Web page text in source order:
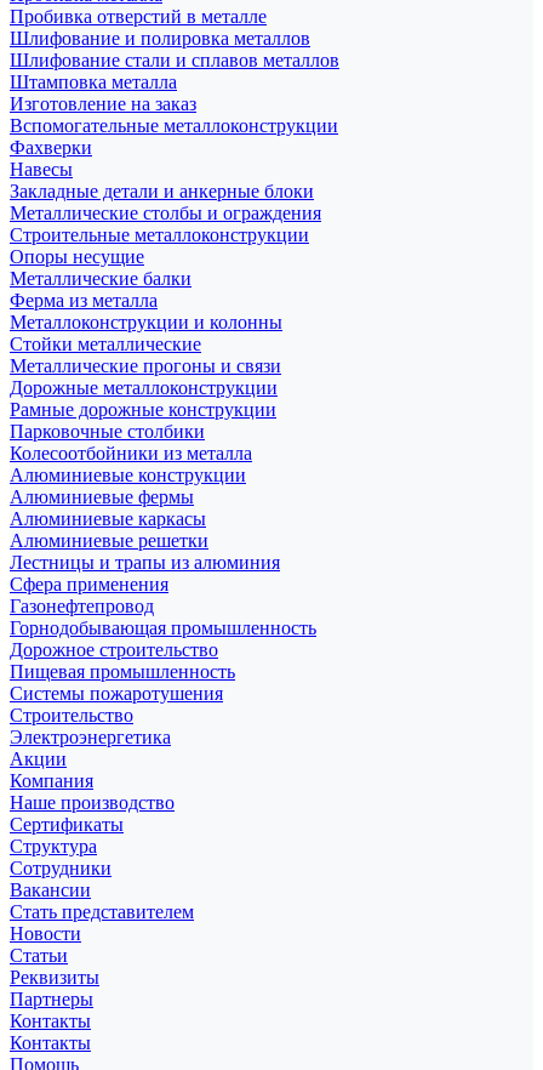
Пробивка отверстий в металле
Шлифование и полировка металлов
Шлифование стали и сплавов металлов
Штамповка металла
Изготовление на заказ
Вспомогательные металлоконструкции
Фахверки
Навесы
Закладные детали и анкерные блоки
Металлические столбы и ограждения
Строительные металлоконструкции
Опоры несущие
Металлические балки
Ферма из металла
Металлоконструкции и колонны
Стойки металлические
Металлические прогоны и связи
Дорожные металлоконструкции
Рамные дорожные конструкции
Парковочные столбики
Колесоотбойники из металла
Алюминиевые конструкции
Алюминиевые фермы
Алюминиевые каркасы
Алюминиевые решетки
Лестницы и трапы из алюминия
Сфера применения
Газонефтепровод
Горнодобывающая промышленность
Дорожное строительство
Пищевая промышленность
Системы пожаротушения
Строительство
Электроэнергетика
Акции
Компания
Наше производство
Сертификаты
Структура
Сотрудники
Вакансии
Стать представителем
Новости
Статьи
Реквизиты
Партнеры
Контакты
Контакты
Помощь